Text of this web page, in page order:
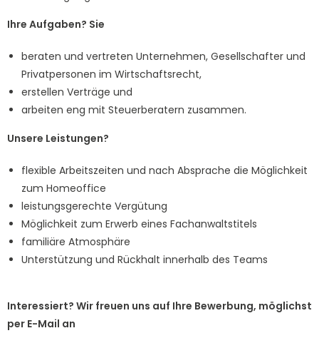
Ihre Aufgaben? Sie
beraten und vertreten Unternehmen, Gesellschafter und
Privatpersonen im Wirtschaftsrecht,
erstellen Verträge und
arbeiten eng mit Steuerberatern zusammen.
Unsere Leistungen?
flexible Arbeitszeiten und nach Absprache die Möglichkeit
zum Homeoffice
leistungsgerechte Vergütung
Möglichkeit zum Erwerb eines Fachanwaltstitels
familiäre Atmosphäre
Unterstützung und Rückhalt innerhalb des Teams
Interessiert? Wir freuen uns auf Ihre Bewerbung, möglichst
per E-Mail an